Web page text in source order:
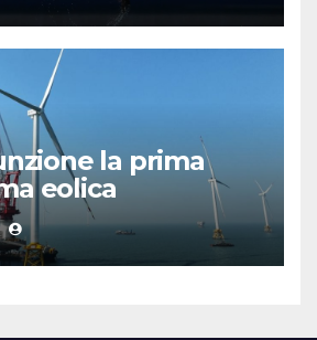
la prima
eolica
da 16 MW